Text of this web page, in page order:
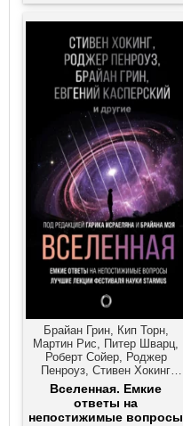
Брайан Грин, Кип Торн,
Мартин Рис, Питер Шварц,
Роберт Сойер, Роджер
Пенроуз, Стивен Хокинг
Астрономия, Научно-
популярная литература,
Физика
Вселенная. Емкие
ответы на
непостижимые вопросы